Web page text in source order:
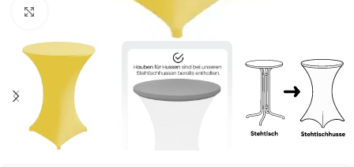
Klick zum Vergrößern